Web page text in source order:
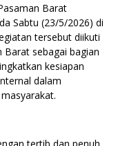
Barat
Sabtu (23/5/2026) di
tersebut diikuti
sebagai bagian
kesiapan
dalam